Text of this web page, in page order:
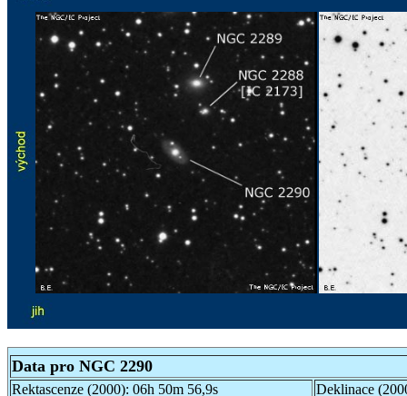
Data pro NGC 2290
Rektascenze (2000): 06h 50m 56,9s
Deklinace